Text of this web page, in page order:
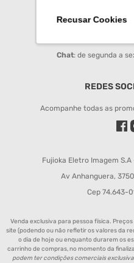
Recusar Cookies
Horário de
Chat: de segunda a
REDES
Acompanhe todas as
Fujioka Eletro Imagem
Av Anhanguera,
Cep 74.643-
Venda exclusiva para pessoa física.
site (podendo ou não refletir os valores da
o dia de hoje ou enquanto durarem os
carrinho de compras, no momento da
podem ter condições comerciais